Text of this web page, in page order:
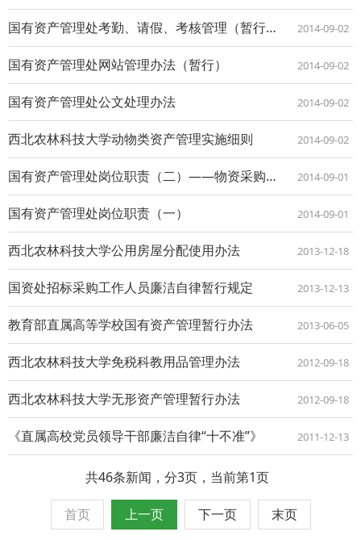
国有资产管理处考勤、请假、考核管理（暂行）办法 2014-09-02
国有资产管理处网站管理办法（暂行） 2014-09-02
国有资产管理处公文处理办法 2014-09-02
西北农林科技大学动物类资产管理实施细则 2014-09-02
国有资产管理处岗位职责（二）——物资采购招标管理中心 2014-09-01
国有资产管理处岗位职责（一） 2014-09-01
西北农林科技大学公用房屋分配使用办法 2013-12-18
国资处招标采购工作人员廉洁自律暂行规定 2013-12-13
教育部直属高等学校国有资产管理暂行办法 2013-06-05
西北农林科技大学免税科教用品管理办法 2012-09-18
西北农林科技大学无形资产管理暂行办法 2012-09-18
《直属高校党员领导干部廉洁自律“十不准”》 2011-12-13
共46条新闻，分3页，当前第1页
首页 上一页 下一页 末页